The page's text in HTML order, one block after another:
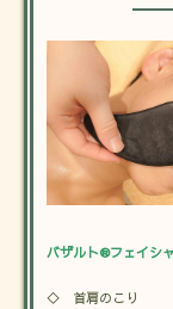
バザルト®フェイシ
◇ 首肩のこり